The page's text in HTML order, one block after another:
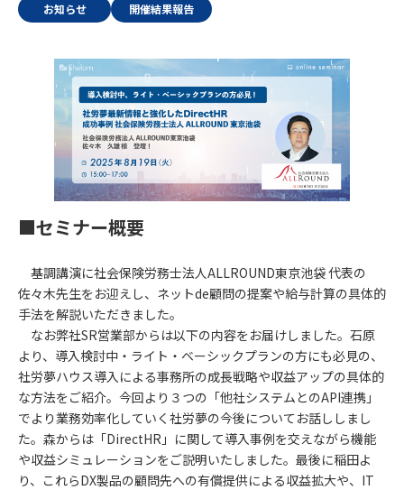
お知らせ 開催結果報告
■セミナー概要
基調講演に社会保険労務士法人ALLROUND東京池袋 代表の
佐々木先生をお迎えし、ネットde顧問の提案や給与計算の具体的
手法を解説いただきました。
なお弊社SR営業部からは以下の内容をお届けしました。石原
より、導入検討中・ライト・ベーシックプランの方にも必見の、
社労夢ハウス導入による事務所の成長戦略や収益アップの具体的
な方法をご紹介。今回より３つの「他社システムとのAPI連携」
でより業務効率化していく社労夢の今後についてお話ししまし
た。森からは「DirectHR」に関して導入事例を交えながら機能
や収益シミュレーションをご説明いたしました。最後に稲田よ
り、これらDX製品の顧問先への有償提供による収益拡大や、IT